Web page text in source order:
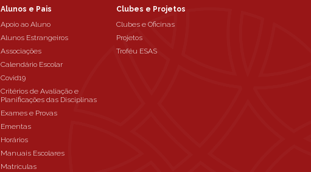
Alunos e Pais
Apoio ao Aluno
Alunos Estrangeiros
Associações
Calendário Escolar
Covid19
Critérios de Avaliação e
Planificações das Disciplinas
Exames e Provas
Ementas
Horários
Manuais Escolares
Matrículas
Clubes e Projetos
Clubes e Oficinas
Projetos
Troféu ESAS